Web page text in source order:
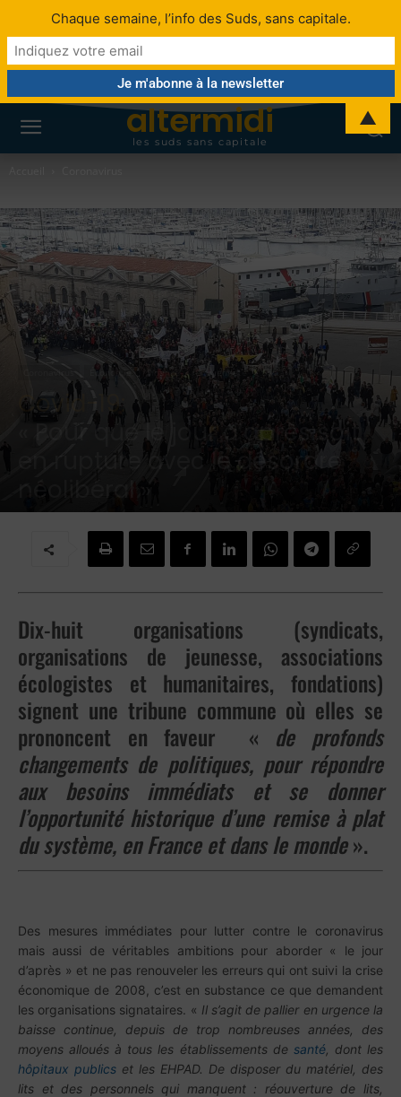
altermidi
les suds sans capitale
Économie Finance Citoyenneté Social
Covid-19:
« Pour que le jour d’après soit
en rupture avec le désordre
néolibéral »
Dix-huit organisations (syndicats,
organisations de jeunesse, associations
écologistes et humanitaires, fondations)
signent une tribune commune où elles se
prononcent en faveur « de profonds
changements de politiques, pour répondre
aux besoins immédiats et se donner
l’opportunité historique d’une remise à plat
du système, en France et dans le monde».
Des mesures immédiates pour lutter contre le coronavirus
mais aussi de véritables ambitions pour aborder « le jour
d’après » et ne pas renouveler les erreurs qui ont suivi la crise
économique de 2008, c’est en substance ce que demandent
les organisations signataires. « Il s’agit de pallier en urgence la
baisse continue, depuis de trop nombreuses années, des
moyens alloués à tous les établissements de santé, dont les
hôpitaux publics et les EHPAD. De disposer du matériel, des
lits et des personnels qui manquent : réouverture de lits,
Chaque semaine, l’info des Suds, sans capitale.
▲